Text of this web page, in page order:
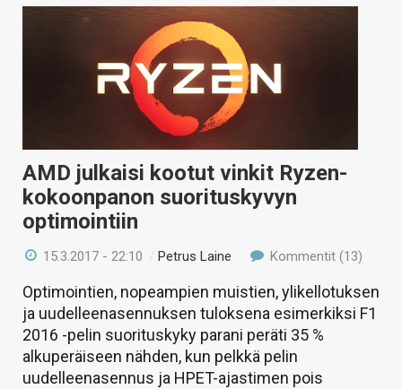
AMD julkaisi kootut vinkit Ryzen-
kokoonpanon suorituskyvyn
optimointiin
15.3.2017 - 22:10 /Petrus Laine Kommentit (13)
Optimointien, nopeampien muistien, ylikellotuksen
ja uudelleenasennuksen tuloksena esimerkiksi F1
2016 -pelin suorituskyky parani peräti 35 %
alkuperäiseen nähden, kun pelkkä pelin
uudelleenasennus ja HPET-ajastimen pois